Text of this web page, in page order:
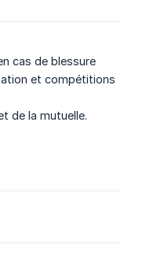
cas de blessure
et compétitions
de la mutuelle.